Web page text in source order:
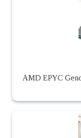
AMD EPYC